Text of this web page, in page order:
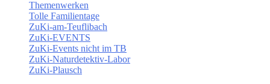
Themenwerken
Tolle Familientage
ZuKi-am-Teuflibach
ZuKi-EVENTS
ZuKi-Events nicht im TB
ZuKi-Naturdetektiv-Labor
ZuKi-Plausch